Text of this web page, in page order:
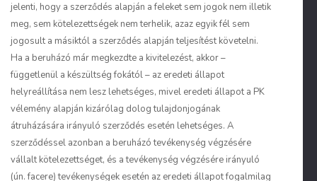
jelenti, hogy a szerződés alapján a feleket sem jogok nem illetik
meg, sem kötelezettségek nem terhelik, azaz egyik fél sem
jogosult a másiktól a szerződés alapján teljesítést követelni.
Ha a beruházó már megkezdte a kivitelezést, akkor –
függetlenül a készültség fokától – az eredeti állapot
helyreállítása nem lesz lehetséges, mivel eredeti állapot a PK
vélemény alapján kizárólag dolog tulajdonjogának
átruházására irányuló szerződés esetén lehetséges. A
szerződéssel azonban a beruházó tevékenység végzésére
vállalt kötelezettséget, és a tevékenység végzésére irányuló
(ún. facere) tevékenységek esetén az eredeti állapot fogalmilag